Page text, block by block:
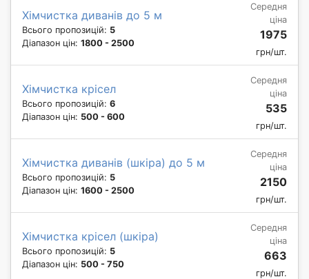
Хімчистка диванів до 5 м
Всього пропозицій: 5
Діапазон цін: 1800 - 2500
Середня
ціна
1975
грн/шт.
Хімчистка крісел
Всього пропозицій: 6
Діапазон цін: 500 - 600
Середня
ціна
535
грн/шт.
Хімчистка диванів (шкіра) до 5 м
Всього пропозицій: 5
Діапазон цін: 1600 - 2500
Середня
ціна
2150
грн/шт.
Хімчистка крісел (шкіра)
Всього пропозицій: 5
Діапазон цін: 500 - 750
Середня
ціна
663
грн/шт.